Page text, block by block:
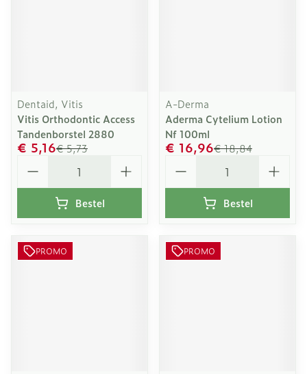
Dentaid, Vitis
Vitis Orthodontic Access
Tandenborstel 2880
€ 5,73
€ 5,16
Bestel
A-Derma
Aderma Cytelium Lotion
Nf 100ml
€ 18,84
€ 16,96
Bestel
PROMO PROMO